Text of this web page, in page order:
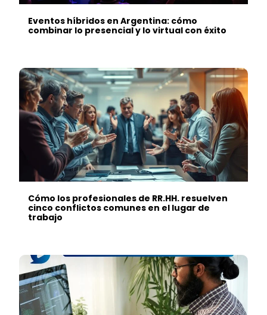
Eventos híbridos en Argentina: cómo
combinar lo presencial y lo virtual con éxito
Cómo los profesionales de RR.HH. resuelven
cinco conflictos comunes en el lugar de
trabajo